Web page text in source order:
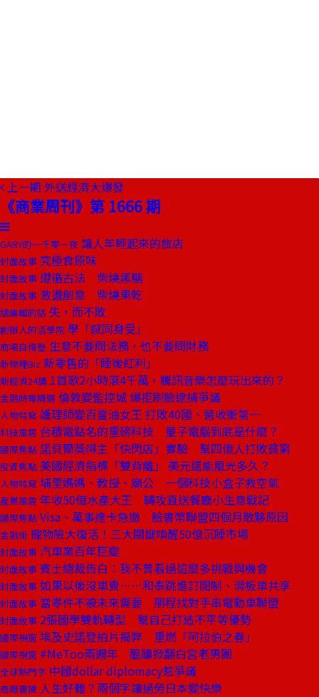
上一期 外送經濟大爆發
《商業周刊》第 1666 期
GARY的一千零一夜 讓人年輕起來的旅店
封面故事 究極食原味
封面故事 遵循古法 柴燒黑糖
封面故事 激盪創意 柴燒果乾
總編輯的話 失，而不敗
創辦人的活學院 學「感同身受」
商場自慢塾 生意不要問法務，也不要問財務
新物種Biz 新零售的「睡後紅利」
新經濟24講 1首歌2小時滾4千萬，騰訊音樂怎麼玩出來的？
金融時報精選 倫敦變監控城 爆拒刷臉逮捕爭議
人物特寫 護理師變百靈油女王 打敗40國、營收衝第一
科技風雲 台積電點名的重磅科技 量子電腦到底是什麼？
國際焦點 諾貝爾獎得主「快閃店」實驗 幫四億人打敗貧窮
投資焦點 美國經濟指標「雙背離」 美元還能風光多久？
人物特寫 埔里媽媽、教授、廟公 一個科技小盒子救空氣
產業風雲 年收50億水產大王 轉攻直送餐廳小生意戰記
國際焦點 Visa、萬事達卡急撤 臉書幣聯盟四個月散夥原因
金融街 寵物險大復活！三大關鍵喚醒50億沉睡市場
封面故事 汽車業百年巨變
封面故事 賓士總裁告白：我不曾看過這麼多挑戰與機會
封面故事 如果以後沒車賣……和泰跳進訂閱制、滑板車共享
封面故事 當零件不被未來需要 朋程找對手串電動車聯盟
封面故事 2張圖學雙軌轉型 幫自己打造不平等優勢
國際視窗 埃及史諾登拍片揭弊 重燃「阿拉伯之春」
國際視窗 #MeToo兩週年 醞釀掀翻白宮老男團
全球熱門字 中國dollar diplomacy惹爭議
商周書摘 人生好難？兩個字讓過勞日本變快樂